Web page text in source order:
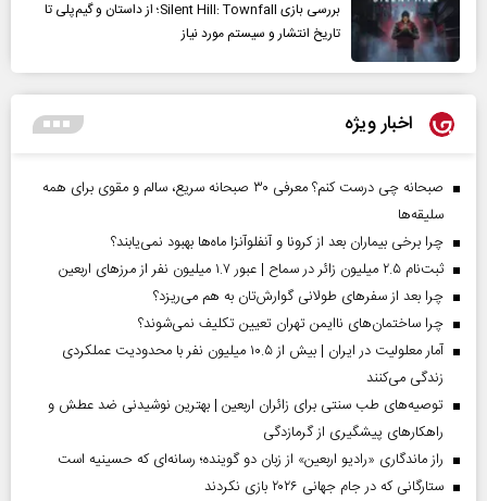
بررسی بازی Silent Hill: Townfall؛ از داستان و گیم‌پلی تا
تاریخ انتشار و سیستم مورد نیاز
اخبار ویژه
صبحانه چی درست کنم؟ معرفی ۳۰ صبحانه سریع، سالم و مقوی برای همه
سلیقه‌ها
چرا برخی بیماران بعد از کرونا و آنفلوآنزا ماه‌ها بهبود نمی‌یابند؟
ثبت‌نام ۲.۵ میلیون زائر در سماح | عبور ۱.۷ میلیون نفر از مرز‌های اربعین
چرا بعد از سفرهای طولانی گوارش‌تان به هم می‌ریزد؟
چرا ساختمان‌های ناایمن تهران تعیین تکلیف نمی‌شوند؟
آمار معلولیت در ایران | بیش از ۱۰.۵ میلیون نفر با محدودیت عملکردی
زندگی می‌کنند
توصیه‌های طب سنتی برای زائران اربعین | بهترین نوشیدنی ضد عطش و
راهکارهای پیشگیری از گرمازدگی
راز ماندگاری «رادیو اربعین» از زبان دو گوینده؛ رسانه‌ای که حسینیه است
ستارگانی که در جام جهانی ۲۰۲۶ بازی نکردند